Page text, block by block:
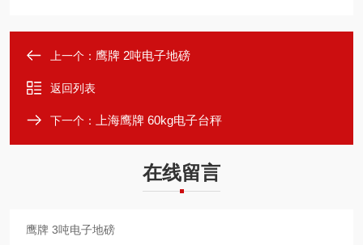
上一个： 鹰牌 2吨电子地磅
返回列表
下一个： 上海鹰牌 60kg电子台秤
在线留言